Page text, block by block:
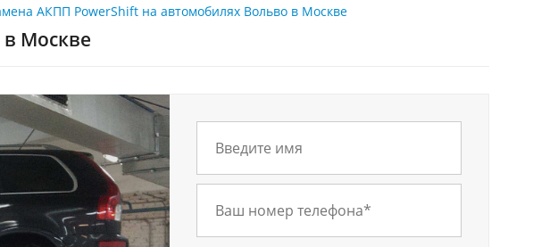
АКПП PowerShift на автомобилях Вольво в Москве
в Москве